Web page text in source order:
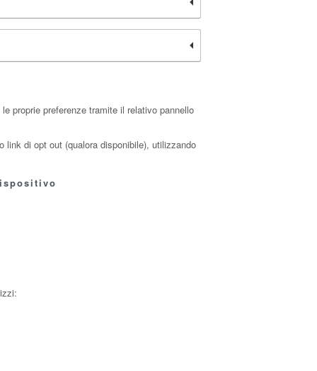
proprie preferenze tramite il relativo pannello
link di opt out (qualora disponibile), utilizzando